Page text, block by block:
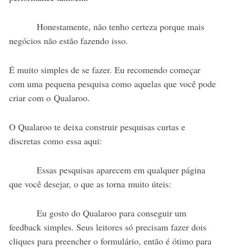
Honestamente, não tenho certeza porque mais
negócios não estão fazendo isso.
É muito simples de se fazer. Eu recomendo começar
com uma pequena pesquisa como aquelas que você pode
criar com o Qualaroo.
O Qualaroo te deixa construir pesquisas curtas e
discretas como essa aqui:
Essas pesquisas aparecem em qualquer página
que você desejar, o que as torna muito úteis:
Eu gosto do Qualaroo para conseguir um
feedback simples. Seus leitores só precisam fazer dois
cliques para preencher o formulário, então é ótimo para